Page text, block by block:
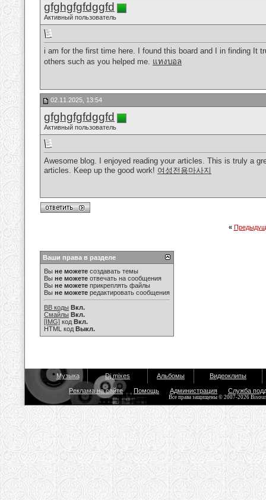
gfghgfgfdggfd
Активный пользователь
i am for the first time here. I found this board and I in finding It
others such as you helped me. แทงบอล
02.11.2025, 13:54
gfghgfgfdggfd
Активный пользователь
Awesome blog. I enjoyed reading your articles. This is truly a
articles. Keep up the good work! 여성전용마사지
«
Ваши права в разделе
Вы не можете создавать темы
Вы не можете отвечать на сообщения
Вы не можете прикреплять файлы
Вы не можете редактировать сообщения
BB коды Вкл.
Смайлы Вкл.
[IMG] код Вкл.
HTML код Выкл.
Музыка Dj mixes Альбомы Видеоклипы
Реклама на сайте Помощь Администрация Служба
Все права защищены © 2007-2026